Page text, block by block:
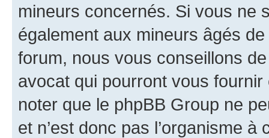
mineurs concernés. Si vous ne
également aux mineurs âgés
forum, nous vous conseillons
avocat qui pourront vous
noter que le phpBB Group ne
et n’est donc pas l’organisme